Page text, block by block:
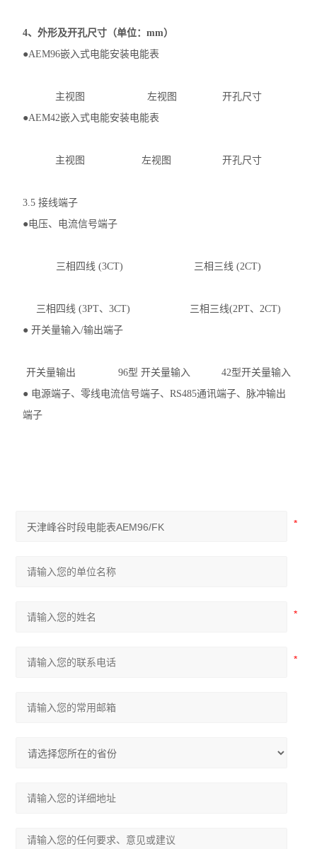
4、外形及开孔尺寸（单位：mm）
●AEM96嵌入式电能安装电能表
主视图 左视图 开孔尺寸
●AEM42嵌入式电能安装电能表
主视图 左视图 开孔尺寸
3.5 接线端子
●电压、电流信号端子
三相四线 (3CT) 三相三线 (2CT)
三相四线 (3PT、3CT) 三相三线(2PT、2CT)
●开关量输入/输出端子
开关量输出 96型 开关量输入 42型开关量输入
● 电源端子、零线电流信号端子、RS485通讯端子、脉冲输出
端子